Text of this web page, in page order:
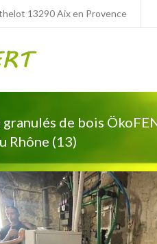
13290 Aix en Provence
de bois
Rhône (13)